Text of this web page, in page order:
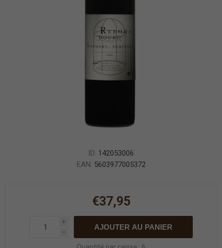
ID: 142053006
EAN: 5603977005372
€37,95
i
h
AJOUTER AU PANIER